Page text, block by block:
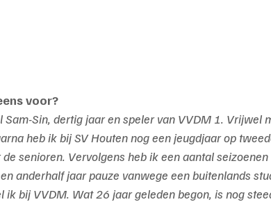
voor?
Sam-Sin, dertig jaar en speler van VVDM 1. Vrijwel
heb ik bij SV Houten nog een jeugdjaar op
senioren. Vervolgens heb ik een aantal
anderhalf jaar pauze vanwege een buitenlands
ik bij VVDM. Wat 26 jaar geleden begon, is nog